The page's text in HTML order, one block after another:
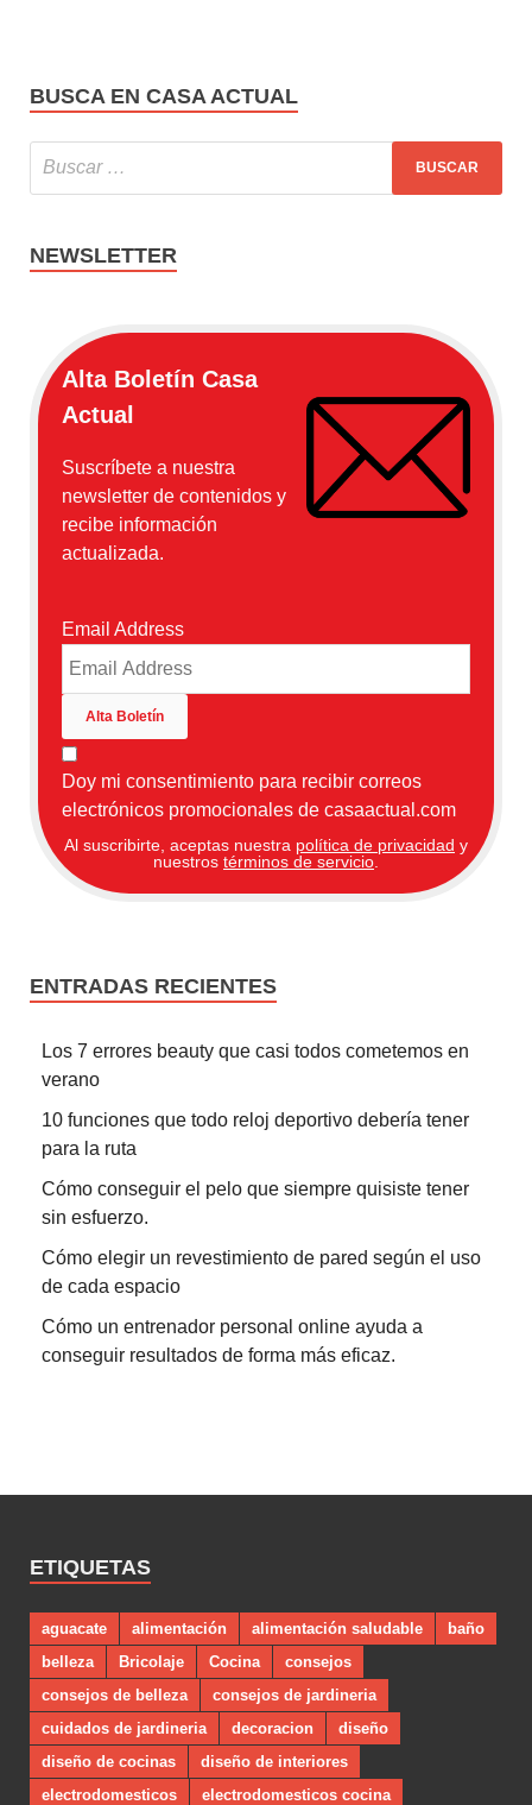
BUSCA EN CASA ACTUAL
NEWSLETTER
Alta Boletín Casa
Actual
Suscríbete a nuestra
newsletter de contenidos y
recibe información
actualizada.
Email Address
Doy mi consentimiento para recibir correos
electrónicos promocionales de casaactual.com
Al suscribirte, aceptas nuestra política de privacidad y
nuestros términos de servicio
ENTRADAS RECIENTES
Los 7 errores beauty que casi todos cometemos en
verano
10 funciones que todo reloj deportivo debería tener
para la ruta
Cómo conseguir el pelo que siempre quisiste tener
sin esfuerzo.
Cómo elegir un revestimiento de pared según el uso
de cada espacio
Cómo un entrenador personal online ayuda a
conseguir resultados de forma más eficaz.
ETIQUETAS
aguacate alimentación alimentación saludable
baño
belleza
Bricolaje Cocina
consejos
consejos de belleza
consejos de jardineria
cuidados de jardineria
decoracion
diseño
diseño de cocinas
diseño de interiores
electrodomesticos
electrodomesticos cocina